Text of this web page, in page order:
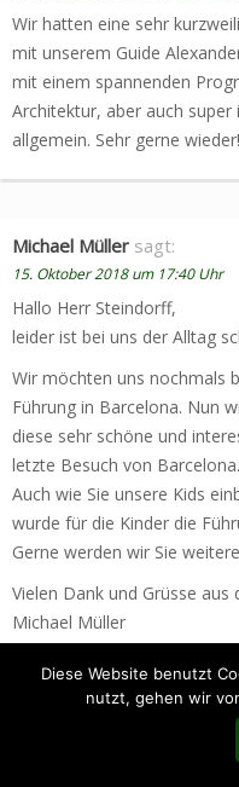
Wir hatten eine sehr
mit unserem Guide
mit einem spannenden
Architektur, aber auch
allgemein. Sehr gerne wieder!
Michael Müller sagt:
15. Oktober 2018 um 17:40 Uhr
Hallo Herr Steindorff,
leider ist bei uns der Alltag
Wir möchten uns nochmals
Führung in Barcelona. Nun
diese sehr schöne und
letzte Besuch von Barcelona.
Auch wie Sie unsere Kids
wurde für die Kinder die
Gerne werden wir Sie
Vielen Dank und Grüsse aus
Michael Müller
Diese Website benutzt
nutzt, gehen wir